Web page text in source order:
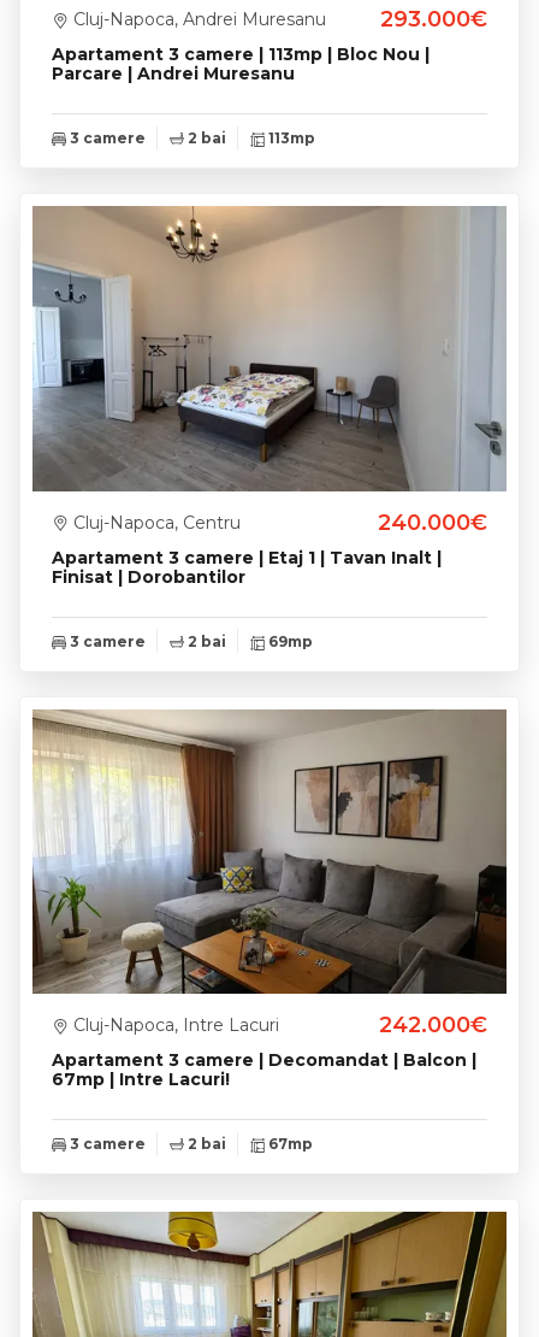
Apartament 3 camere | 113mp | Bloc Nou |
Parcare | Andrei Muresanu
Cluj-Napoca, Andrei Muresanu 293.000€
3 camere 2 bai 113mp
Apartament 3 camere | Etaj 1 | Tavan Inalt |
Finisat | Dorobantilor
Cluj-Napoca, Centru 240.000€
3 camere 2 bai 69mp
Apartament 3 camere | Decomandat | Balcon |
67mp | Intre Lacuri!
Cluj-Napoca, Intre Lacuri 242.000€
3 camere 2 bai 67mp